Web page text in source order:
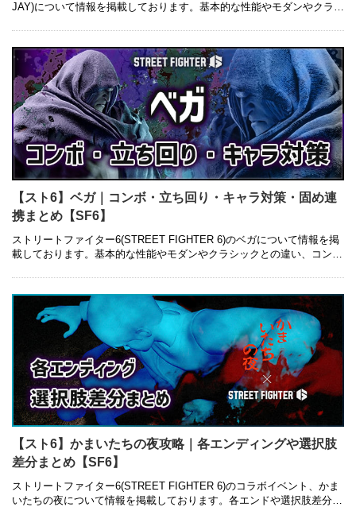
JAY)について情報を掲載しております。基本的な性能やモダンやクラシ
【スト6】ベガ｜コンボ・立ち回り・キャラ対策・固め連
携まとめ【SF6】
ストリートファイター6(STREET FIGHTER 6)のベガについて情報を掲
載しております。基本的な性能やモダンやクラシックとの違い、コンボ
【スト6】かまいたちの夜攻略｜各エンディングや選択肢
差分まとめ【SF6】
ストリートファイター6(STREET FIGHTER 6)のコラボイベント、かま
いたちの夜について情報を掲載しております。各エンドや選択肢差分に